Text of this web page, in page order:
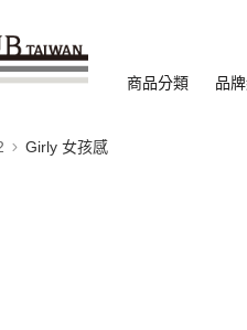
商品分類 品
Girly 女孩感